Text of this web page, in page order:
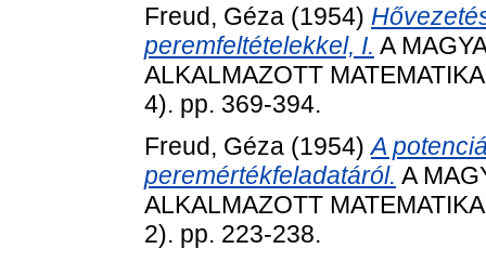
Freud, Géza (1954)
peremfeltételekkel, I. A
ALKALMAZOTT
4). pp. 369-394.
Freud, Géza (1954)A
peremértékfeladatáról. A
ALKALMAZOTT
2). pp. 223-238.